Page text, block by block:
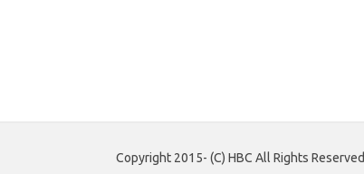
Copyright 2015- (C) HBC All Rights Reserved